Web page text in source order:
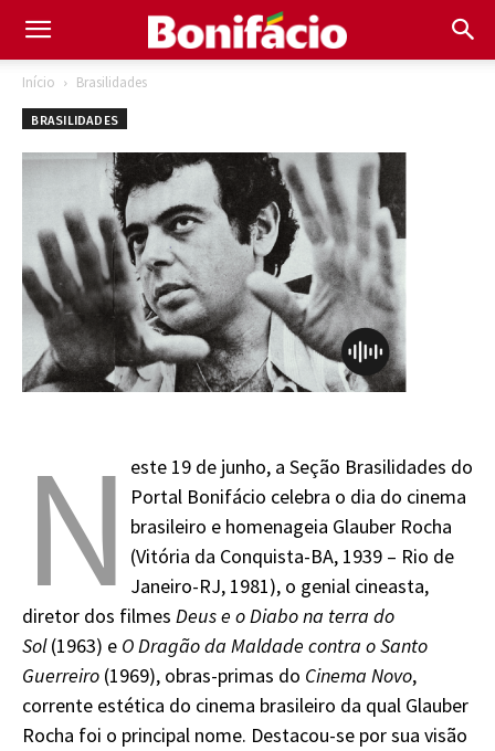
Início Brasilidades
BRASILIDADES
N
este 19 de junho, a Seção Brasilidades do
Portal Bonifácio celebra o dia do cinema
brasileiro e homenageia Glauber Rocha
(Vitória da Conquista-BA, 1939 – Rio de
Janeiro-RJ, 1981), o genial cineasta,
diretor dos filmes Deus e o Diabo na terra do
Sol(1963) e O Dragão da Maldade contra o Santo
Guerreiro (1969), obras-primas do Cinema Novo,
corrente estética do cinema brasileiro da qual Glauber
Rocha foi o principal nome. Destacou-se por sua visão